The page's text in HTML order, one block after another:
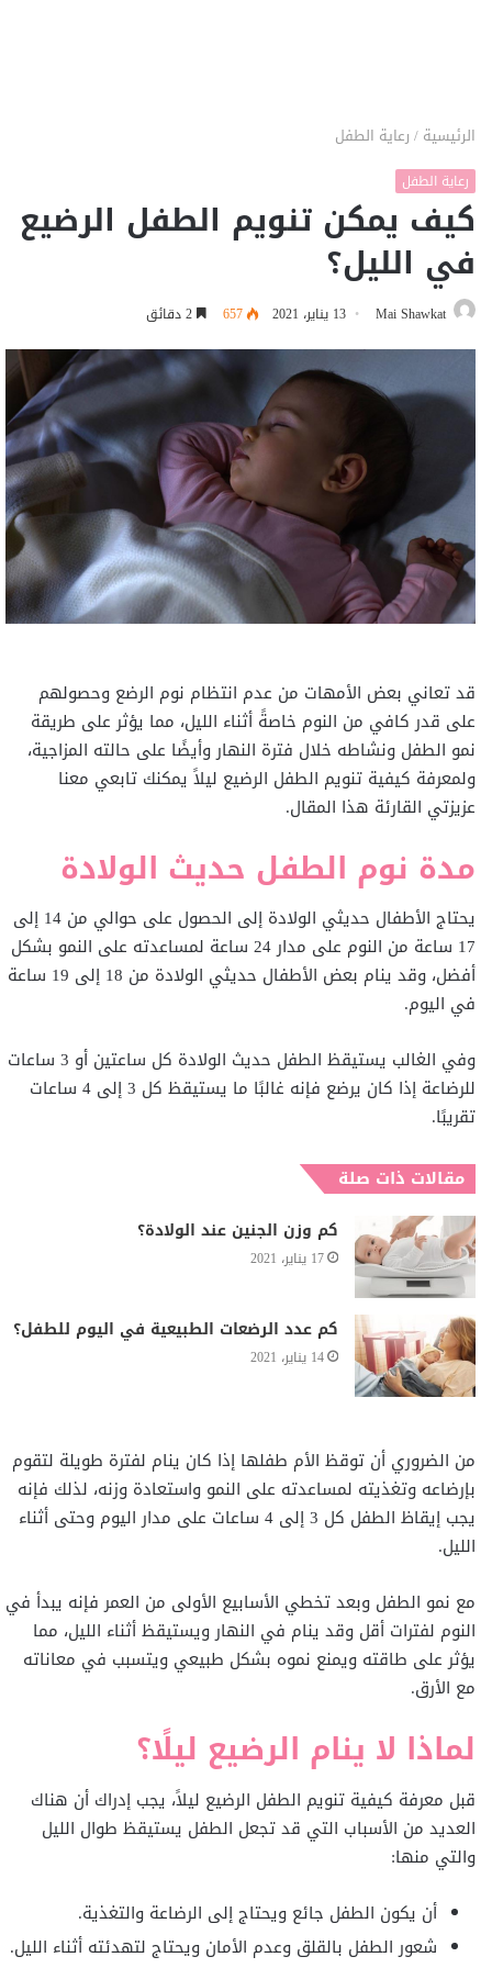
الرئيسية / رعاية الطفل
رعاية الطفل
كيف يمكن تنويم الطفل الرضيع
في الليل؟
Mai Shawkat 13 يناير، 2021 657
قد تعاني بعض الأمهات من عدم انتظام نوم الرضع وحصولهم
على قدر كافي من النوم خاصةً أثناء الليل، مما يؤثر على طريقة
نمو الطفل ونشاطه خلال فترة النهار وأيضًا على حالته المزاجية،
ولمعرفة كيفية تنويم الطفل الرضيع ليلاً يمكنك تابعي معنا
عزيزتي القارئة هذا المقال.
مدة نوم الطفل حديث الولادة
يحتاج الأطفال حديثي الولادة إلى الحصول على حوالي من 14 إلى
17 ساعة من النوم على مدار 24 ساعة لمساعدته على النمو بشكل
أفضل، وقد ينام بعض الأطفال حديثي الولادة من 18 إلى 19 ساعة
في اليوم.
وفي الغالب يستيقظ الطفل حديث الولادة كل ساعتين أو 3 ساعات
للرضاعة إذا كان يرضع فإنه غالبًا ما يستيقظ كل 3 إلى 4 ساعات
تقريبًا.
مقالات ذات صلة
كم وزن الجنين عند الولادة؟
17 يناير، 2021
كم عدد الرضعات الطبيعية في اليوم للطفل؟
14 يناير، 2021
من الضروري أن توقظ الأم طفلها إذا كان ينام لفترة طويلة لتقوم
بإرضاعه وتغذيته لمساعدته على النمو واستعادة وزنه، لذلك فإنه
يجب إيقاظ الطفل كل 3 إلى 4 ساعات على مدار اليوم وحتى أثناء
الليل.
مع نمو الطفل وبعد تخطي الأسابيع الأولى من العمر فإنه يبدأ في
النوم لفترات أقل وقد ينام في النهار ويستيقظ أثناء الليل، مما
يؤثر على طاقته ويمنع نموه بشكل طبيعي ويتسبب في معاناته
مع الأرق.
لماذا لا ينام الرضيع ليلًا؟
قبل معرفة كيفية تنويم الطفل الرضيع ليلاً، يجب إدراك أن هناك
العديد من الأسباب التي قد تجعل الطفل يستيقظ طوال الليل
والتي منها:
أن يكون الطفل جائع ويحتاج إلى الرضاعة والتغذية.
شعور الطفل بالقلق وعدم الأمان ويحتاج لتهدئته أثناء الليل.